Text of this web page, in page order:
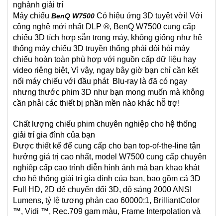
nghành giải trí
Máy chiếu BenQ W7500 Có hiệu ứng 3D tuyệt vời! Với
công nghệ mới nhất DLP ®, BenQ W7500 cung cấp
chiếu 3D tích hợp sẵn trong máy, không giống như hệ
thống máy chiếu 3D truyền thống phải đòi hỏi máy
chiếu hoàn toàn phù hợp với nguồn cấp dữ liệu hay
video riêng biệt, Vì vậy, ngay bây giờ bạn chỉ cần kết
nối máy chiếu với đầu phát Blu-ray là đã có ngay
nhưng thước phim 3D như bạn mong muốn mà không
cần phải các thiết bị phần mền nào khác hỗ trợ!
Chất lượng chiếu phim chuyên nghiệp cho hệ thống
giải trí gia đình của bạn
Được thiết kế để cung cấp cho bạn top-of-the-line tận
hưởng giá trị cao nhất, model W7500 cung cấp chuyên
nghiệp cấp cao trình diễn hình ảnh mà bạn khao khát
cho hệ thống giải trí gia đình của bạn, bao gồm cả 3D
Full HD, 2D để chuyển đổi 3D, độ sáng 2000 ANSI
Lumens, tỷ lệ tương phản cao 60000:1, BrilliantColor
™, Vidi ™, Rec.709 gam màu, Frame Interpolation và